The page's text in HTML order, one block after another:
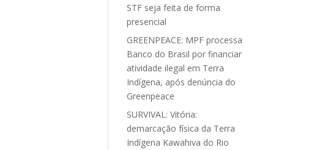
STF seja feita de forma
presencial
GREENPEACE: MPF processa
Banco do Brasil por financiar
atividade ilegal em Terra
Indígena, após denúncia do
Greenpeace
SURVIVAL: Vitória:
demarcação física da Terra
Indígena Kawahiva do Rio